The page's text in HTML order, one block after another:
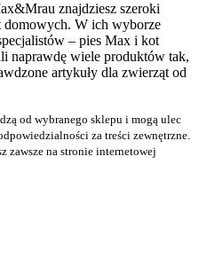
znajdziesz szeroki
domowych. W ich wyborze
– pies Max i kot
naprawdę wiele produktów tak,
artykuły dla zwierząt od
od wybranego sklepu i mogą ulec
za treści zewnętrzne.
zawsze na stronie internetowej